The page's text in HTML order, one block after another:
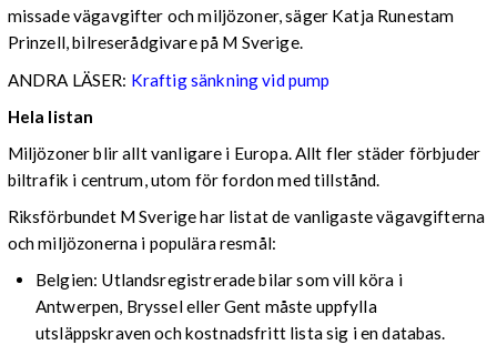
missade vägavgifter och miljözoner, säger Katja Runestam
Prinzell, bilreserådgivare på M Sverige.
ANDRA LÄSER: Kraftig sänkning vid pump
Hela listan
Miljözoner blir allt vanligare i Europa. Allt fler städer förbjuder
biltrafik i centrum, utom för fordon med tillstånd.
Riksförbundet M Sverige har listat de vanligaste vägavgifterna
och miljözonerna i populära resmål:
Belgien: Utlandsregistrerade bilar som vill köra i
Antwerpen, Bryssel eller Gent måste uppfylla
utsläppskraven och kostnadsfritt lista sig i en databas.